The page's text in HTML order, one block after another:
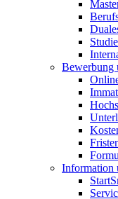
Bewerbung
Information